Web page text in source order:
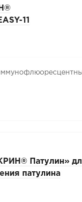
11
Патулин»
патулина